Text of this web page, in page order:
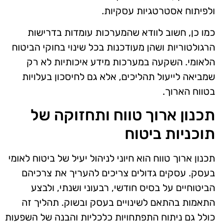
ולפיתוח אסטרטגיות עסקיות.
כמו כן, חשוב לוודא שהמערכות עומדות בדרישות
הרגולטוריות ושהן מעודכנות בכל שינוי בחוקי הביטוח
הלאומי. השקעה במערכות מידע איכותיות לא רק
שמביאה לייעול תהליכים, אלא גם לחיסכון בעלויות
בטווח הארוך.
תכנון ארוך טווח ותחזוקה של
תוכניות ביטוח
תכנון ארוך טווח הוא חיוני לניהול יעיל של ביטוח לאומי
בעסק. עסקים גדולים צריכים להעריך את צרכיהם
הביטוחיים על בסיס חודשי, רבעוני ושנתי, ולבצע
התאמות בהתאם לשינויים בעסק ובשוק. תהליך זה
כולל גם ניתוח התפתחויות כלכליות והבנה של השפעות